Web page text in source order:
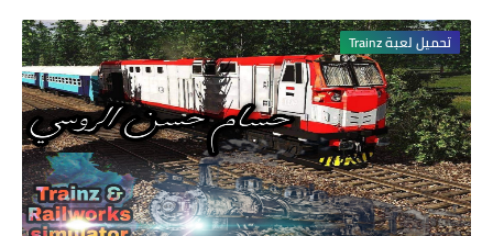
تحميل لعبة Trainz